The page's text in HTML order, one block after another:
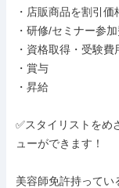
・店販商品を割引
・研修/セミナー参
・資格取得・受験
・賞与
・昇給
✅スタイリストをめ
ューができます！
美容師免許持って